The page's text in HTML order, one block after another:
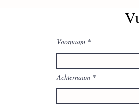
Voornaam
Achternaam